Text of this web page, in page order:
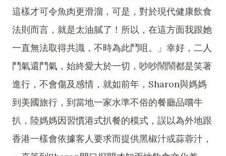
這樣才可令魚肉更滑溜，可是，對於現代健康飲食
法則而言，就是太油膩了！所以，在這方面我跟她
一直無法取得共識，不時為此鬥咀。」幸好，二人
鬥氣還鬥氣，始終愛大於一切，吵吵鬧鬧都是笑著
進行，不會傷及感情，就如前年，Sharon與媽媽
到美國旅行，到當地一家水準不俗的餐廳品嚐牛
扒，陸媽媽因習慣港式扒餐的模式，誤以為外地跟
香港一樣會依據客人要求而提供黑椒汁或蒜蓉汁，